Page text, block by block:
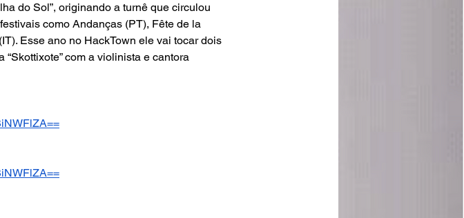
do Sol”, originando a turnê que circulou
como Andanças (PT), Fête de la
Esse ano no HackTown ele vai tocar dois
com a violinista e cantora